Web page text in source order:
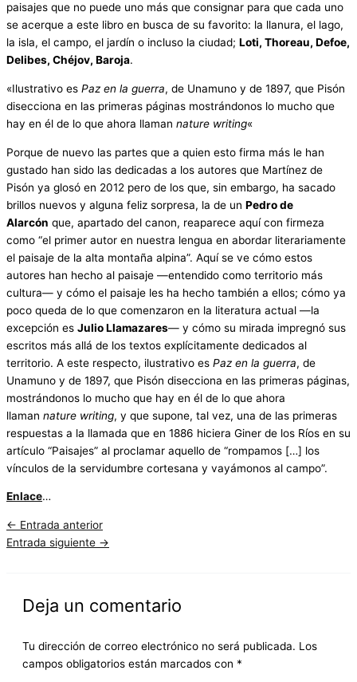
paisajes que no puede uno más que consignar para que cada uno
se acerque a este libro en busca de su favorito: la llanura, el lago,
la isla, el campo, el jardín o incluso la ciudad; Loti, Thoreau, Defoe,
Delibes, Chéjov, Baroja.
«Ilustrativo es Paz en la guerra, de Unamuno y de 1897, que Pisón
disecciona en las primeras páginas mostrándonos lo mucho que
hay en él de lo que ahora llaman nature writing«
Porque de nuevo las partes que a quien esto firma más le han
gustado han sido las dedicadas a los autores que Martínez de
Pisón ya glosó en 2012 pero de los que, sin embargo, ha sacado
brillos nuevos y alguna feliz sorpresa, la de un Pedro de
Alarcón que, apartado del canon, reaparece aquí con firmeza
como “el primer autor en nuestra lengua en abordar literariamente
el paisaje de la alta montaña alpina”. Aquí se ve cómo estos
autores han hecho al paisaje —entendido como territorio más
cultura— y cómo el paisaje les ha hecho también a ellos; cómo ya
poco queda de lo que comenzaron en la literatura actual —la
excepción es Julio Llamazares— y cómo su mirada impregnó sus
escritos más allá de los textos explícitamente dedicados al
territorio. A este respecto, ilustrativo es Paz en la guerra, de
Unamuno y de 1897, que Pisón disecciona en las primeras páginas,
mostrándonos lo mucho que hay en él de lo que ahora
llaman nature writing, y que supone, tal vez, una de las primeras
respuestas a la llamada que en 1886 hiciera Giner de los Ríos en su
artículo “Paisajes” al proclamar aquello de “rompamos […] los
vínculos de la servidumbre cortesana y vayámonos al campo”.
Enlace…
← Entrada anterior
Entrada siguiente →
Deja un comentario
Tu dirección de correo electrónico no será publicada. Los
campos obligatorios están marcados con *